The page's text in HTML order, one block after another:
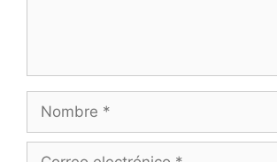
Nombre
Correo